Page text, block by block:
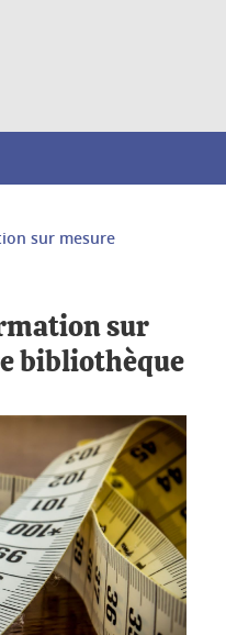
sur mesure
sur
bibliothèque